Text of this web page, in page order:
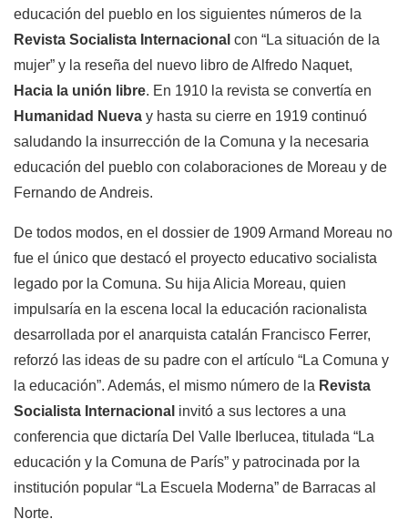
educación del pueblo en los siguientes números de la
Revista Socialista Internacional con “La situación de la
mujer” y la reseña del nuevo libro de Alfredo Naquet,
Hacia la unión libre. En 1910 la revista se convertía en
Humanidad Nueva y hasta su cierre en 1919 continuó
saludando la insurrección de la Comuna y la necesaria
educación del pueblo con colaboraciones de Moreau y de
Fernando de Andreis.
De todos modos, en el dossier de 1909 Armand Moreau no
fue el único que destacó el proyecto educativo socialista
legado por la Comuna. Su hija Alicia Moreau, quien
impulsaría en la escena local la educación racionalista
desarrollada por el anarquista catalán Francisco Ferrer,
reforzó las ideas de su padre con el artículo “La Comuna y
la educación”. Además, el mismo número de la Revista
Socialista Internacional invitó a sus lectores a una
conferencia que dictaría Del Valle Iberlucea, titulada “La
educación y la Comuna de París” y patrocinada por la
institución popular “La Escuela Moderna” de Barracas al
Norte.